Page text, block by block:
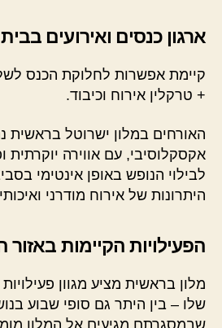
ארגון כנסים ואירועים
קיימת אפשרות לחלוקת הכנס
+ טרקלין אירוח וכיבוד.
האורחים במלון ישרוטל בראשית
אקסקלוסיבי, עם אווירה יוקרתית
לבילוי הנופש באופן אינטימי
היתרונות של אירוח מודרני
הפעילויות הקיימות באזור
מלון בראשית מציע מגוון פעילויות
שלו – בין היתר גם סופי שבוע
שבמסגרתם מגיעים אל המלון